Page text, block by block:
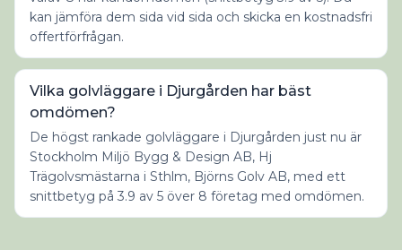
kan jämföra dem sida vid sida och skicka en kostnadsfri
offertförfrågan.
Vilka golvläggare i Djurgården har bäst
omdömen?
De högst rankade golvläggare i Djurgården just nu är
Stockholm Miljö Bygg & Design AB, Hj
Trägolvsmästarna i Sthlm, Björns Golv AB, med ett
snittbetyg på 3.9 av 5 över 8 företag med omdömen.